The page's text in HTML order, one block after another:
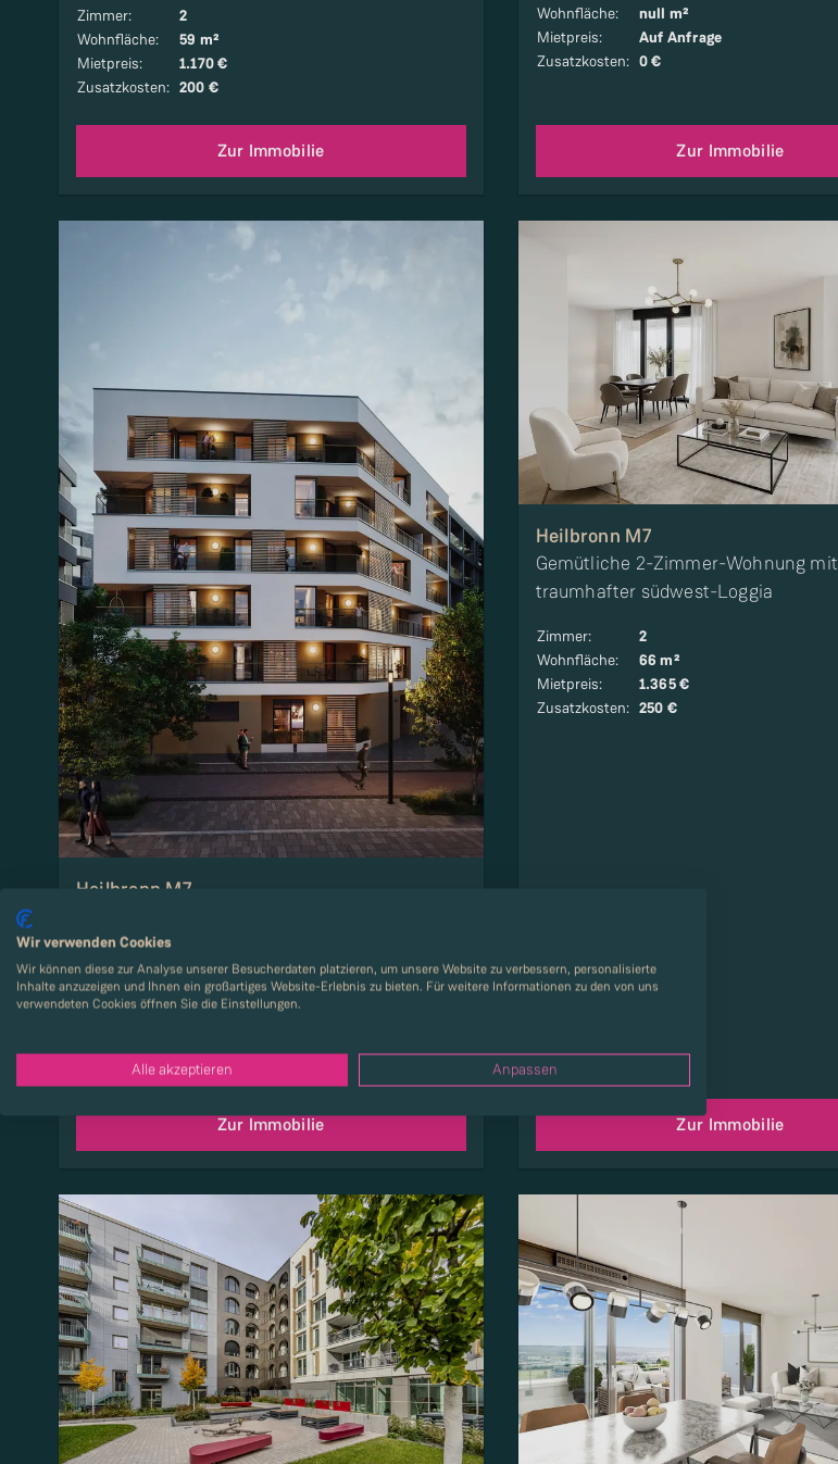
Zimmer:
2
Wohnfläche:
59 m²
Mietpreis:
1.170 €
Zusatzkosten: 200 €
Zur Immobilie
Wohnfläche:
null m²
Mietpreis:
Auf Anfrage
Zusatzkosten: 0 €
Zur Immobilie
Heilbronn M7
m² großer Loggia in Heilbronn
Zimmer:
2
Wohnfläche:
67 m²
Zusatzkosten : 250 €
Zur Immobilie
Heilbronn M7
Gemütliche 2-Zimmer-Wohnung mit
traumhafter südwest-Loggia
Zimmer:
2
Wohnfläche:
66 m²
Mietpreis:
1.365 €
Zusatzkosten: 250 €
Zur Immobilie
Wir verwenden Cookies
Wir können diese zur Analyse unserer Besucherdaten platzieren, um unsere Website zu verbessern, personalisierte
Inhalte anzuzeigen und Ihnen ein großartiges Website-Erlebnis zu bieten. Für weitere Informationen zu den von uns
verwendeten Cookies öffnen Sie die Einstellungen.
Alle akzeptieren Anpassen